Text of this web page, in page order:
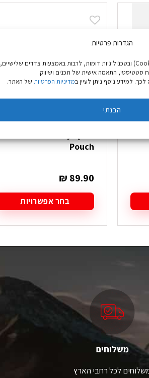
הגדרות פרטיות
באתר זה נעשה שימוש בעוגיות (Cookies) ובטכנולוגיות דומות, לרבות באמצעות צדדים שלישיים,
סטטיסטי, התאמה אישית של תכנים ושיווק.
למידע נוסף ניתן לעיין במדיניות הפרטיות של האתר.
הבנתי
Pouch
₪ 89.90
בחר אפשרויות
למוצר
זה
את
האפשרויות
בעמוד
משלוחים
לכל רחבי הארץ